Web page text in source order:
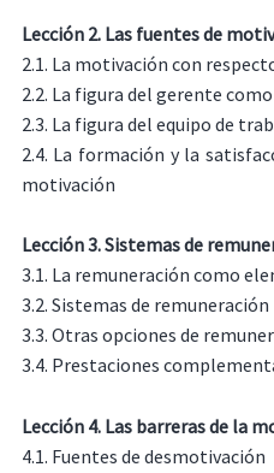
Lección 2. Las fuentes de
2.1. La motivación con
2.2. La figura del gerente
2.3. La figura del equipo de
2.4. La formación y la
motivación
Lección 3. Sistemas de
3.1. La remuneración como
3.2. Sistemas de remuneración
3.3. Otras opciones de
3.4. Prestaciones
Lección 4. Las barreras de la
4.1. Fuentes de desmotivación